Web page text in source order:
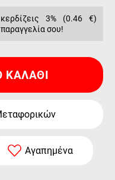
3% (0.46 €)
σου!
ΚΑΛΆΘΙ
Αγαπημένα